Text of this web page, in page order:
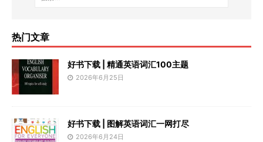
热门文章
好书下载 | 精通英语词汇100主题
2026年6月25日
好书下载 | 图解英语词汇一网打尽
2026年6月24日